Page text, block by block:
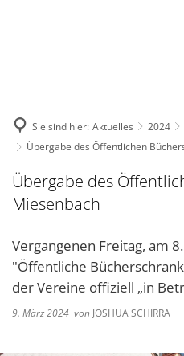
Sie sind hier: Aktuelles 2024
Übergabe des Öffentlichen
Übergabe des
Miesenbach
Vergangenen Freitag, am
"Öffentliche
der Vereine offiziell „in
9. März 2024 von JOSHUA SCHIRRA